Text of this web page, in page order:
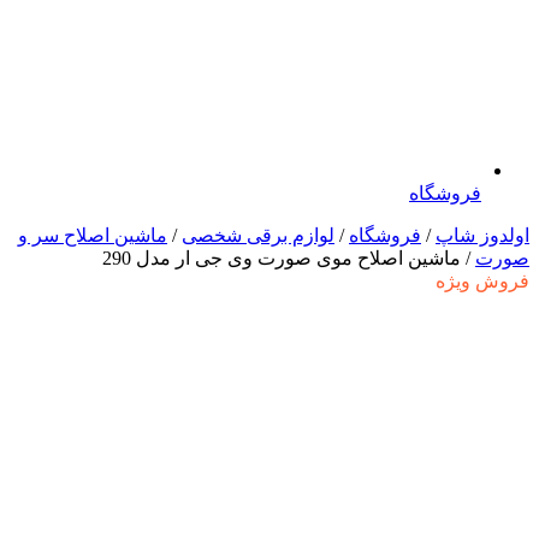
فروشگاه
اولدوز شاپ / فروشگاه / لوازم برقی شخصی / ماشین اصلاح سر و
صورت / ماشین اصلاح موی صورت وی جی ار مدل 290
فروش ویژه